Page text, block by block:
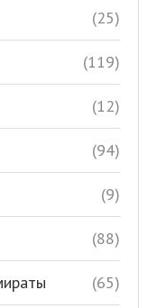
(25)
(119)
(12)
(94)
(9)
(88)
(65)